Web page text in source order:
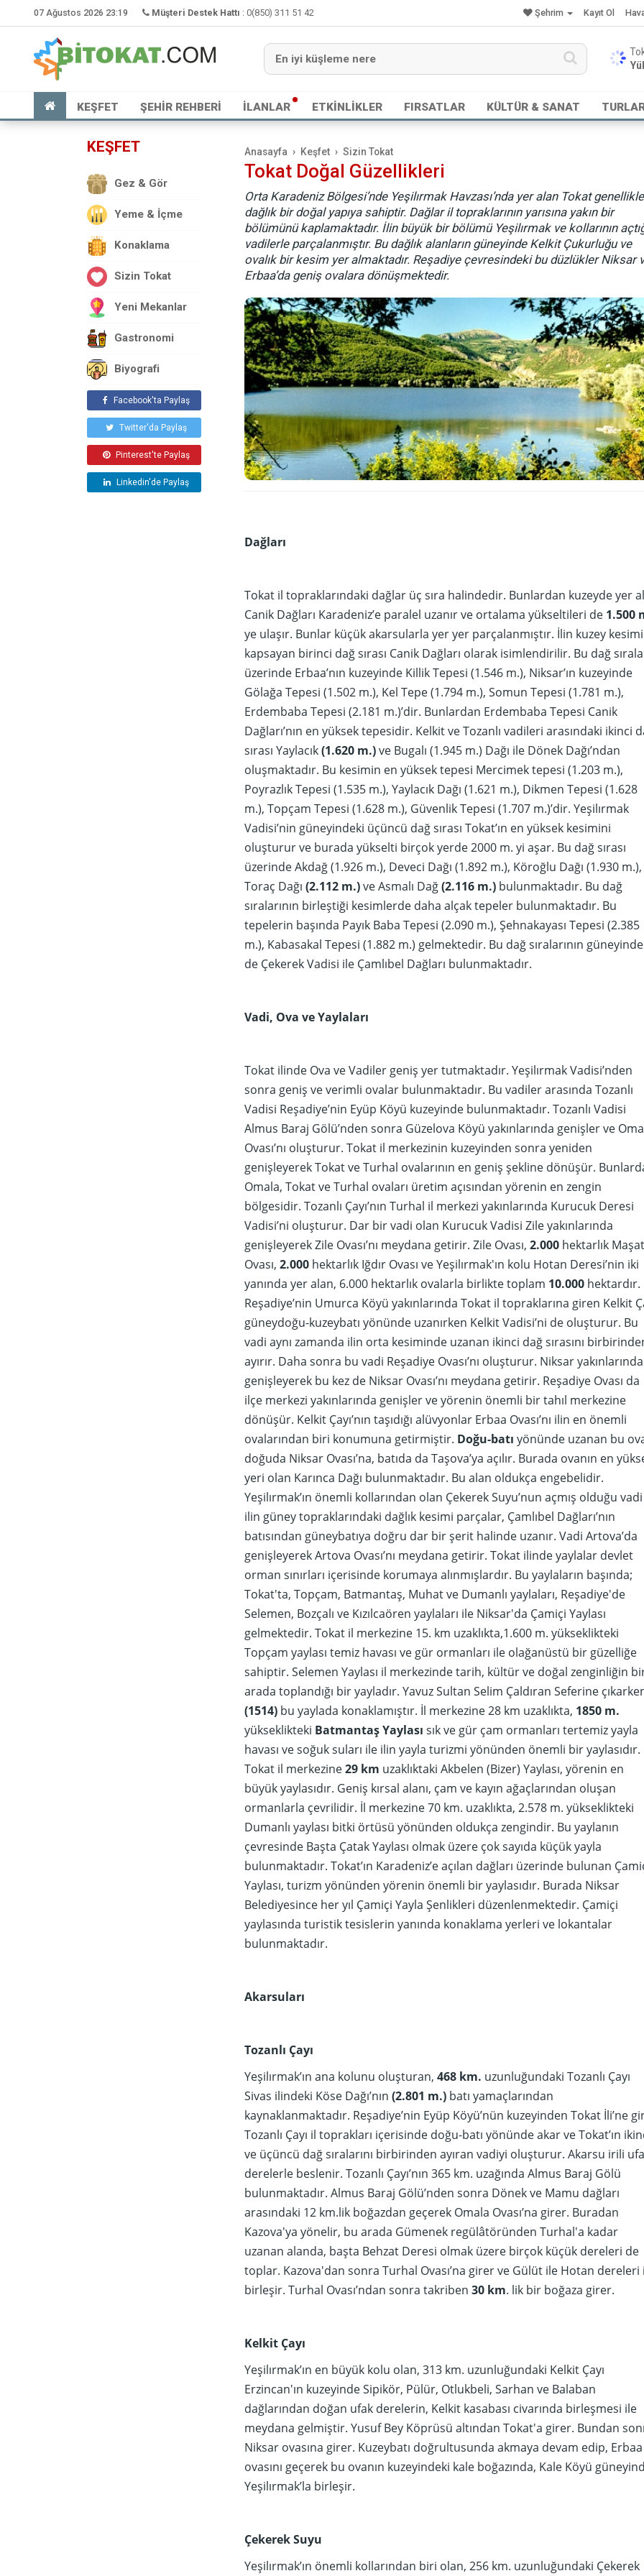
07 Ağustos 2026 23:19 Müşteri Destek Hattı :0(850) 311 51 42 Şehrim Kayıt Ol
KEŞFET ŞEHİR REHBERİ İLANLAR ETKİNLİKLER FIRSATLAR KÜLTÜR & SANAT
KEŞFET
Gez & Gör
Yeme & İçme
Konaklama
Sizin Tokat
Yeni Mekanlar
Gastronomi
Biyografi
Facebook'ta Paylaş
Twitter'da Paylaş
Pinterest'te Paylaş
Linkedin'de Paylaş
Anasayfa Keşfet Sizin Tokat
Tokat Doğal Güzellikleri
Orta Karadeniz Bölgesi’nde Yeşilırmak Havzası’nda yer alan Tokat genellikle
dağlık bir doğal yapıya sahiptir. Dağlar il topraklarının yarısına yakın bir
bölümünü kaplamaktadır. İlin büyük bir bölümü Yeşilırmak ve kollarının
vadilerle parçalanmıştır. Bu dağlık alanların güneyinde Kelkit Çukurluğu ve
ovalık bir kesim yer almaktadır. Reşadiye çevresindeki bu düzlükler Niksar
Erbaa’da geniş ovalara dönüşmektedir.
Dağları
Tokat il topraklarındaki dağlar üç sıra halindedir. Bunlardan kuzeyde yer
Canik Dağları Karadeniz’e paralel uzanır ve ortalama yükseltileri de1.500
ye ulaşır. Bunlar küçük akarsularla yer yer parçalanmıştır. İlin kuzey
kapsayan birinci dağ sırası Canik Dağları olarak isimlendirilir. Bu dağ
üzerinde Erbaa’nın kuzeyinde Killik Tepesi (1.546 m.), Niksar’ın kuzeyinde
Gölağa Tepesi (1.502 m.), Kel Tepe (1.794 m.), Somun Tepesi (1.781 m.),
Erdembaba Tepesi (2.181 m.)’dir. Bunlardan Erdembaba Tepesi Canik
Dağları’nın en yüksek tepesidir. Kelkit ve Tozanlı vadileri arasındaki ikinci
sırası Yaylacık(1.620 m.)ve Bugalı (1.945 m.) Dağı ile Dönek Dağı’ndan
oluşmaktadır. Bu kesimin en yüksek tepesi Mercimek tepesi (1.203 m.),
Poyrazlık Tepesi (1.535 m.), Yaylacık Dağı (1.621 m.), Dikmen Tepesi (1.628
m.), Topçam Tepesi (1.628 m.), Güvenlik Tepesi (1.707 m.)’dir. Yeşilırmak
Vadisi’nin güneyindeki üçüncü dağ sırası Tokat’ın en yüksek kesimini
oluşturur ve burada yükselti birçok yerde 2000 m. yi aşar. Bu dağ sırası
üzerinde Akdağ (1.926 m.), Deveci Dağı (1.892 m.), Köroğlu Dağı (1.930 m.),
Toraç Dağı (2.112 m.)ve Asmalı Dağ(2.116 m.)bulunmaktadır. Bu dağ
sıralarının birleştiği kesimlerde daha alçak tepeler bulunmaktadır. Bu
tepelerin başında Payık Baba Tepesi (2.090 m.), Şehnakayası Tepesi (2.385
m.), Kabasakal Tepesi (1.882 m.) gelmektedir. Bu dağ sıralarının güneyinde
de Çekerek Vadisi ile Çamlıbel Dağları bulunmaktadır.
Vadi, Ova ve Yaylaları
Tokat ilinde Ova ve Vadiler geniş yer tutmaktadır. Yeşilırmak Vadisi’nden
sonra geniş ve verimli ovalar bulunmaktadır. Bu vadiler arasında Tozanlı
Vadisi Reşadiye’nin Eyüp Köyü kuzeyinde bulunmaktadır. Tozanlı Vadisi
Almus Baraj Gölü’nden sonra Güzelova Köyü yakınlarında genişler ve
Ovası’nı oluşturur. Tokat il merkezinin kuzeyinden sonra yeniden
genişleyerek Tokat ve Turhal ovalarının en geniş şekline dönüşür.
Omala, Tokat ve Turhal ovaları üretim açısından yörenin en zengin
bölgesidir. Tozanlı Çayı’nın Turhal il merkezi yakınlarında Kurucuk Deresi
Vadisi’ni oluşturur. Dar bir vadi olan Kurucuk Vadisi Zile yakınlarında
genişleyerek Zile Ovası’nı meydana getirir. Zile Ovası, 2.000hektarlık Maşat
Ovası, 2.000hektarlık Iğdır Ovası ve Yeşilırmak'ın kolu Hotan Deresi’nin iki
yanında yer alan, 6.000 hektarlık ovalarla birlikte toplam 10.000hektardır.
Reşadiye’nin Umurca Köyü yakınlarında Tokat il topraklarına giren Kelkit
güneydoğu-kuzeybatı yönünde uzanırken Kelkit Vadisi’ni de oluşturur. Bu
vadi aynı zamanda ilin orta kesiminde uzanan ikinci dağ sırasını
ayırır. Daha sonra bu vadi Reşadiye Ovası’nı oluşturur. Niksar yakınlarında
genişleyerek bu kez de Niksar Ovası’nı meydana getirir. Reşadiye Ovası da
ilçe merkezi yakınlarında genişler ve yörenin önemli bir tahıl merkezine
dönüşür. Kelkit Çayı’nın taşıdığı alüvyonlar Erbaa Ovası’nı ilin en önemli
ovalarından biri konumuna getirmiştir. Doğu-batı yönünde uzanan bu
doğuda Niksar Ovası’na, batıda da Taşova’ya açılır. Burada ovanın en
yeri olan Karınca Dağı bulunmaktadır. Bu alan oldukça engebelidir.
Yeşilırmak’ın önemli kollarından olan Çekerek Suyu’nun açmış olduğu vadi
ilin güney topraklarındaki dağlık kesimi parçalar, Çamlıbel Dağları’nın
batısından güneybatıya doğru dar bir şerit halinde uzanır. Vadi Artova’da
genişleyerek Artova Ovası’nı meydana getirir. Tokat ilinde yaylalar devlet
orman sınırları içerisinde korumaya alınmışlardır. Bu yaylaların başında;
Tokat'ta, Topçam, Batmantaş, Muhat ve Dumanlı yaylaları, Reşadiye'de
Selemen, Bozçalı ve Kızılcaören yaylaları ile Niksar'da Çamiçi Yaylası
gelmektedir. Tokat il merkezine 15. km uzaklıkta,1.600 m. yükseklikteki
Topçam yaylası temiz havası ve gür ormanları ile olağanüstü bir güzelliğe
sahiptir. Selemen Yaylası il merkezinde tarih, kültür ve doğal zenginliğin
arada toplandığı bir yayladır. Yavuz Sultan Selim Çaldıran Seferine
(1514)bu yaylada konaklamıştır. İl merkezine 28 km uzaklıkta, 1850 m.
yükseklikteki Batmantaş Yaylası sık ve gür çam ormanları tertemiz yayla
havası ve soğuk suları ile ilin yayla turizmi yönünden önemli bir yaylasıdır.
Tokat il merkezine29 km uzaklıktaki Akbelen (Bizer) Yaylası, yörenin en
büyük yaylasıdır. Geniş kırsal alanı, çam ve kayın ağaçlarından oluşan
ormanlarla çevrilidir. İl merkezine 70 km. uzaklıkta, 2.578 m. yükseklikteki
Dumanlı yaylası bitki örtüsü yönünden oldukça zengindir. Bu yaylanın
çevresinde Başta Çatak Yaylası olmak üzere çok sayıda küçük yayla
bulunmaktadır. Tokat’ın Karadeniz’e açılan dağları üzerinde bulunan
Yaylası, turizm yönünden yörenin önemli bir yaylasıdır. Burada Niksar
Belediyesince her yıl Çamiçi Yayla Şenlikleri düzenlenmektedir. Çamiçi
yaylasında turistik tesislerin yanında konaklama yerleri ve lokantalar
bulunmaktadır.
Akarsuları
Tozanlı Çayı
Yeşilırmak’ın ana kolunu oluşturan, 468 km. uzunluğundaki Tozanlı Çayı
Sivas ilindeki Köse Dağı’nın (2.801 m.)batı yamaçlarından
kaynaklanmaktadır. Reşadiye’nin Eyüp Köyü’nün kuzeyinden Tokat İli’ne
Tozanlı Çayı il toprakları içerisinde doğu-batı yönünde akar ve Tokat’ın
ve üçüncü dağ sıralarını birbirinden ayıran vadiyi oluşturur. Akarsu irili
derelerle beslenir. Tozanlı Çayı’nın 365 km. uzağında Almus Baraj Gölü
bulunmaktadır. Almus Baraj Gölü’nden sonra Dönek ve Mamu dağları
arasındaki 12 km.lik boğazdan geçerek Omala Ovası’na girer. Buradan
Kazova'ya yönelir, bu arada Gümenek regülâtöründen Turhal'a kadar
uzanan alanda, başta Behzat Deresi olmak üzere birçok küçük dereleri de
toplar. Kazova'dan sonra Turhal Ovası’na girer ve Gülüt ile Hotan dereleri
birleşir. Turhal Ovası’ndan sonra takriben 30 km. lik bir boğaza girer.
Kelkit Çayı
Yeşilırmak’ın en büyük kolu olan, 313 km. uzunluğundaki Kelkit Çayı
Erzincan'ın kuzeyinde Sipikör, Pülür, Otlukbeli, Sarhan ve Balaban
dağlarından doğan ufak derelerin, Kelkit kasabası civarında birleşmesi ile
meydana gelmiştir. Yusuf Bey Köprüsü altından Tokat'a girer. Bundan
Niksar ovasına girer. Kuzeybatı doğrultusunda akmaya devam edip, Erbaa
ovasını geçerek bu ovanın kuzeyindeki kale boğazında, Kale Köyü
Yeşilırmak’la birleşir.
Çekerek Suyu
Yeşilırmak’ın önemli kollarından biri olan, 256 km. uzunluğundaki Çekerek